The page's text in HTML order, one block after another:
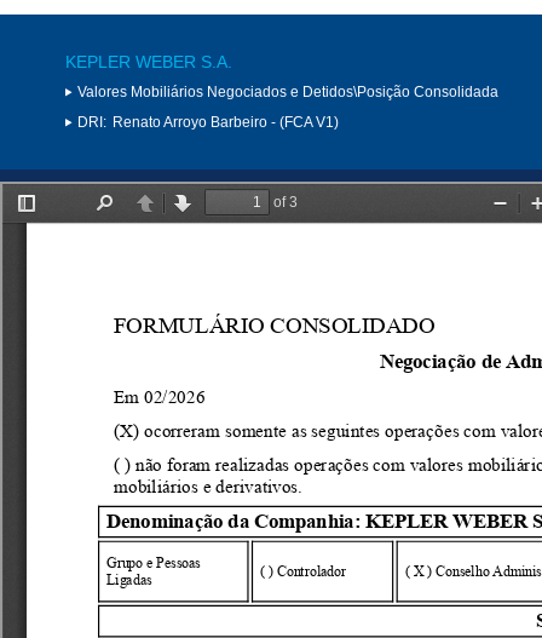
KEPLER WEBER S.A.
Valores Mobiliários Negociados e Detidos\Posição Consolidada
DRI: Renato Arroyo Barbeiro - (FCA V1)